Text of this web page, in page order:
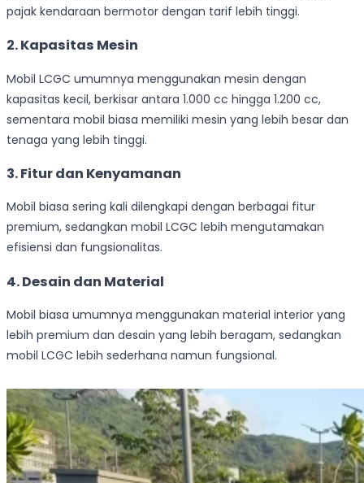
pajak kendaraan bermotor dengan tarif lebih tinggi.
2.Kapasitas Mesin
Mobil LCGC umumnya menggunakan mesin dengan
kapasitas kecil, berkisar antara 1.000 cc hingga 1.200 cc,
sementara mobil biasa memiliki mesin yang lebih besar dan
tenaga yang lebih tinggi.
3.Fitur dan Kenyamanan
Mobil biasa sering kali dilengkapi dengan berbagai fitur
premium, sedangkan mobil LCGC lebih mengutamakan
efisiensi dan fungsionalitas.
4.Desain dan Material
Mobil biasa umumnya menggunakan material interior yang
lebih premium dan desain yang lebih beragam, sedangkan
mobil LCGC lebih sederhana namun fungsional.